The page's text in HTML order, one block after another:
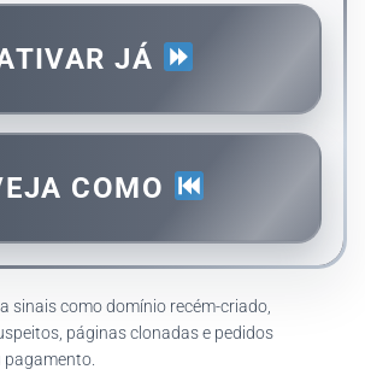
JÁ
COMO
sinais como domínio recém-criado,
páginas clonadas e pedidos